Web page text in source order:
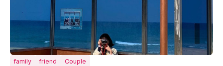
family friend Couple